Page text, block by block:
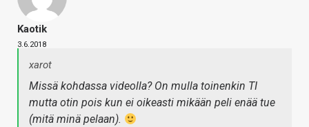
Kaotik
3.6.2018
xarot
Missä kohdassa videolla? On mulla toinenkin TI
mutta otin pois kun ei oikeasti mikään peli enää tue
(mitä minä pelaan).